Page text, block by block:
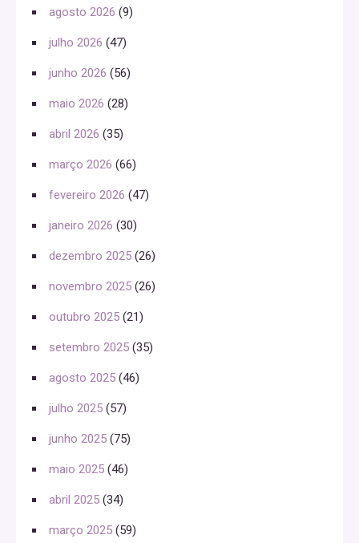
agosto 2026 (9)
julho 2026 (47)
junho 2026 (56)
maio 2026 (28)
abril 2026 (35)
março 2026 (66)
fevereiro 2026 (47)
janeiro 2026 (30)
dezembro 2025 (26)
novembro 2025 (26)
outubro 2025 (21)
setembro 2025 (35)
agosto 2025 (46)
julho 2025 (57)
junho 2025 (75)
maio 2025 (46)
abril 2025 (34)
março 2025 (59)